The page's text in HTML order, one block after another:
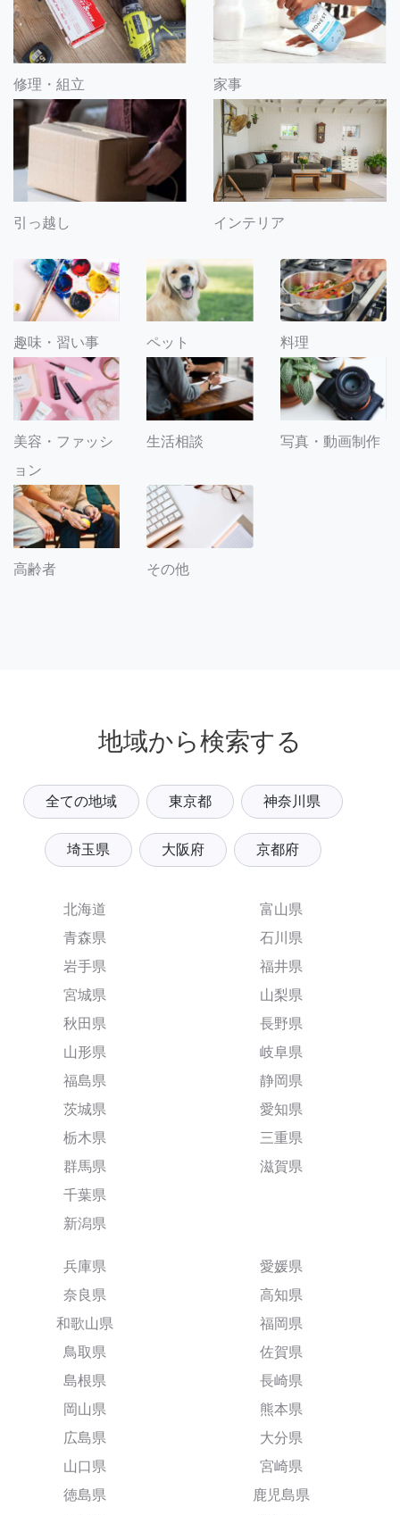
修理・組立 家事
引っ越し インテリア
趣味・習い事 ペット 料理
美容・ファッシ
ョン
生活相談 写真・動画制作
高齢者 その他
地域から検索する
全ての地域 東京都 神奈川県
埼玉県 大阪府 京都府
北海道
青森県
岩手県
宮城県
秋田県
山形県
福島県
茨城県
栃木県
群馬県
千葉県
新潟県
富山県
石川県
福井県
山梨県
長野県
岐阜県
静岡県
愛知県
三重県
滋賀県
兵庫県
奈良県
和歌山県
鳥取県
島根県
岡山県
広島県
山口県
徳島県
愛媛県
高知県
福岡県
佐賀県
長崎県
熊本県
大分県
宮崎県
鹿児島県